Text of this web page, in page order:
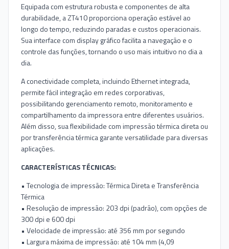
Equipada com estrutura robusta e componentes de alta
durabilidade, a ZT410 proporciona operação estável ao
longo do tempo, reduzindo paradas e custos operacionais.
Sua interface com display gráfico facilita a navegação e o
controle das funções, tornando o uso mais intuitivo no dia a
dia.
A conectividade completa, incluindo Ethernet integrada,
permite fácil integração em redes corporativas,
possibilitando gerenciamento remoto, monitoramento e
compartilhamento da impressora entre diferentes usuários.
Além disso, sua flexibilidade com impressão térmica direta ou
por transferência térmica garante versatilidade para diversas
aplicações.
CARACTERÍSTICAS TÉCNICAS:
• Tecnologia de impressão: Térmica Direta e Transferência
Térmica
• Resolução de impressão: 203 dpi (padrão), com opções de
300 dpi e 600 dpi
• Velocidade de impressão: até 356 mm por segundo
• Largura máxima de impressão: até 104 mm (4,09